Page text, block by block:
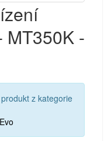
MT350K -
z kategorie